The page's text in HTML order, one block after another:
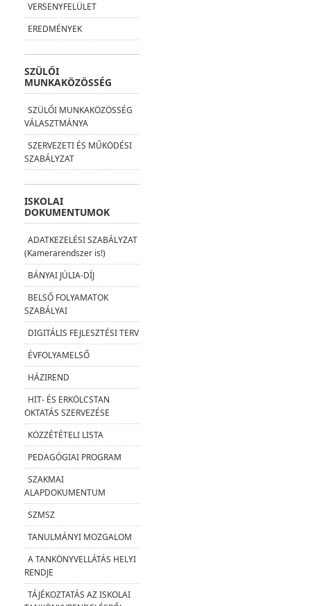
VERSENYFELÜLET
EREDMÉNYEK
SZÜLŐI
MUNKAKÖZÖSSÉG
SZÜLŐI MUNKAKÖZÖSSÉG
VÁLASZTMÁNYA
SZERVEZETI ÉS MŰKÖDÉSI
SZABÁLYZAT
ISKOLAI
DOKUMENTUMOK
ADATKEZELÉSI SZABÁLYZAT
(Kamerarendszer is!)
BÁNYAI JÚLIA-DÍJ
BELSŐ FOLYAMATOK
SZABÁLYAI
DIGITÁLIS FEJLESZTÉSI TERV
ÉVFOLYAMELSŐ
HÁZIREND
HIT- ÉS ERKÖLCSTAN
OKTATÁS SZERVEZÉSE
KÖZZÉTÉTELI LISTA
PEDAGÓGIAI PROGRAM
SZAKMAI
ALAPDOKUMENTUM
SZMSZ
TANULMÁNYI MOZGALOM
A TANKÖNYVELLÁTÁS HELYI
RENDJE
TÁJÉKOZTATÁS AZ ISKOLAI